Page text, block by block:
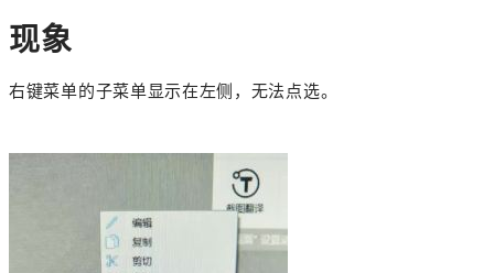
现象
右键菜单的子菜单显示在左侧，无法点选。